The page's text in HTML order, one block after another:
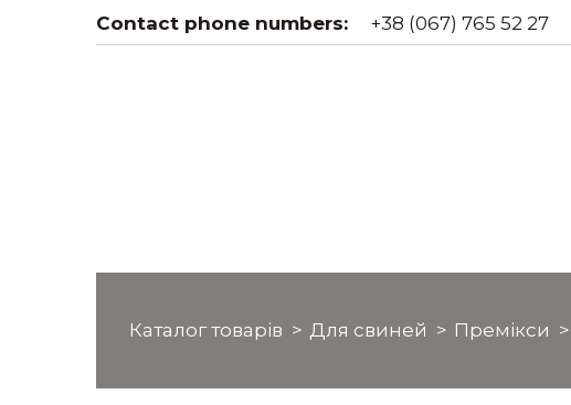
Contact phone numbers: +38 (067) 765 52 27
Каталог товарів Для свиней Премікси